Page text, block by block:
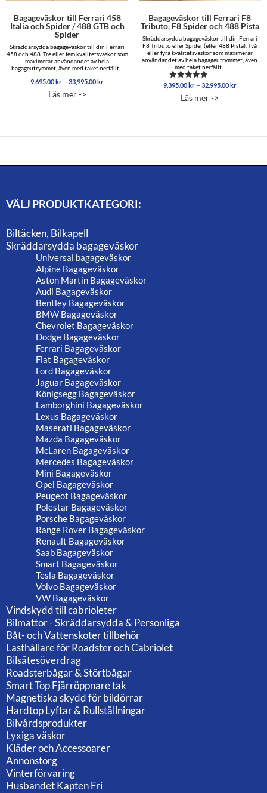
Bagageväskor till Ferrari 458
Italia och Spider / 488 GTB och
Spider
Skräddarsydda bagageväskor till din Ferrari
458 och 488. Tre eller fem kvalitetsväskor som
maximerar användandet av hela
bagageutrymmet, även med taket nerfällt...
9,695.00 kr – 33,995.00 krPrisintervall:
Läs mer ->
Bagageväskor till Ferrari F8
Tributo, F8 Spider och 488 Pista
Skräddarsydda bagageväskor till din Ferrari
F8 Tributo eller Spider (eller 488 Pista). Två
eller fyra kvalitetsväskor som maximerar
användandet av hela bagageutrymmet, även
med taket nerfällt...
Betygsatt
av 5
9,395.00 kr – 32,995.00 kr
Läs mer ->
VÄLJ PRODUKTKATEGORI:
Biltäcken, Bilkapell
Skräddarsydda bagageväskor
Universal bagageväskor
Alpine Bagageväskor
Aston Martin Bagageväskor
Audi Bagageväskor
Bentley Bagageväskor
BMW Bagageväskor
Chevrolet Bagageväskor
Dodge Bagageväskor
Ferrari Bagageväskor
Fiat Bagageväskor
Ford Bagageväskor
Jaguar Bagageväskor
Königsegg Bagageväskor
Lamborghini Bagageväskor
Lexus Bagageväskor
Maserati Bagageväskor
Mazda Bagageväskor
McLaren Bagageväskor
Mercedes Bagageväskor
Mini Bagageväskor
Opel Bagageväskor
Peugeot Bagageväskor
Polestar Bagageväskor
Porsche Bagageväskor
Range Rover Bagageväskor
Renault Bagageväskor
Saab Bagageväskor
Smart Bagageväskor
Tesla Bagageväskor
Volvo Bagageväskor
VW Bagageväskor
Vindskydd till cabrioleter
Bilmattor - Skräddarsydda & Personliga
Båt- och Vattenskoter tillbehör
Lasthållare för Roadster och Cabriolet
Bilsätesöverdrag
Roadsterbågar & Störtbågar
Smart Top Fjärröppnare tak
Magnetiska skydd för bildörrar
Hardtop Lyftar & Rullställningar
Bilvårdsprodukter
Lyxiga väskor
Kläder och Accessoarer
Annonstorg
Vinterförvaring
Husbandet Kapten Fri